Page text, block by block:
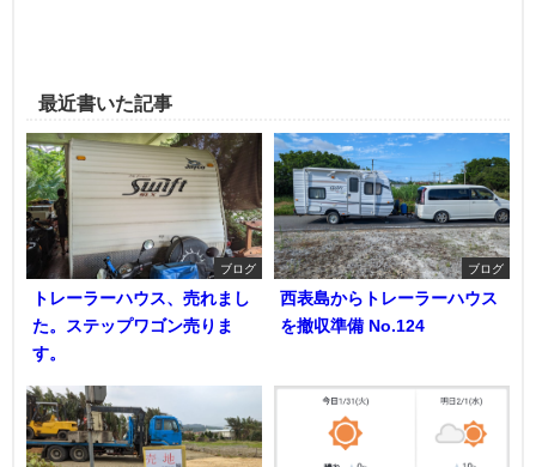
最近書いた記事
ブログ
トレーラーハウス、売れまし
た。ステップワゴン売りま
す。
ブログ
西表島からトレーラーハウス
を撤収準備 No.124